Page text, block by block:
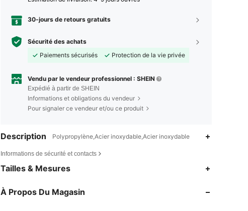
30-jours de retours gratuits
Sécurité des achats
Paiements sécurisés
Protection de la vie privée
Vendu par le vendeur professionnel : SHEIN
Expédié à partir de SHEIN
Informations et obligations du vendeur
Pour signaler ce vendeur et/ou ce produit
Description Polypropylène,Acier inoxydable,Acier inoxydable
Informations de sécurité et contacts
Tailles & Mesures
À Propos Du Magasin
4,87
5.3K